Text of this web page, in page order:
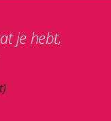
je hebt,